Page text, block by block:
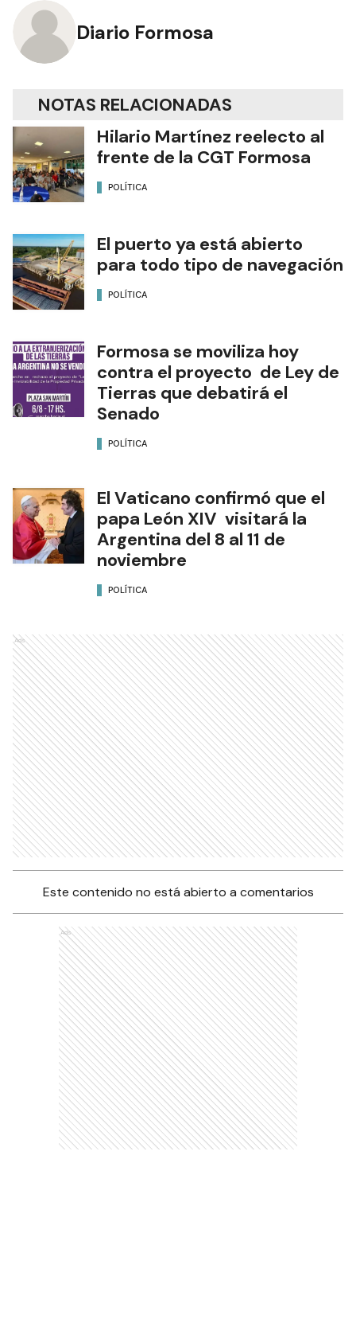
Diario Formosa
NOTAS RELACIONADAS
Hilario Martínez reelecto al
frente de la CGT Formosa
POLÍTICA
El puerto ya está abierto
para todo tipo de navegación
POLÍTICA
Formosa se moviliza hoy
contra el proyecto de Ley de
Tierras que debatirá el
Senado
POLÍTICA
El Vaticano confirmó que el
papa León XIV visitará la
Argentina del 8 al 11 de
noviembre
POLÍTICA
Ads
Este contenido no está abierto a comentarios
Ads